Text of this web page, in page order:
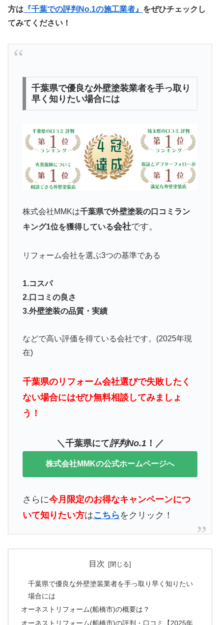
方は 『千葉での評判No.1の施工業者』 をぜひチェックし
てみてください！
千葉県で優良な外壁塗装業者を手っ取り
早く知りたい場合には
株式会社MMKは千葉県で外壁塗装の口コミラン
キング1位を獲得している会社です。
リフォーム会社を選ぶ3つの基準である
1.コスパ
2.口コミの良さ
3.外壁塗装の品質・実績
などで高い評価を得ている会社です。(2025年現
在)
千葉県のリフォーム会社選びで失敗したく
ない場合にはぜひ無料相談してみましょ
う！
＼千葉県にて評判No.1 ！／
株式会社MMKの公式ホームページへ
さらに今月限定のお得なキャンペーンにつ
いて知りたい方はこちら をクリック！
目次
千葉県で優良な外壁塗装業者を手っ取り早く知りたい
場合には
オーネストリフォーム(船橋市)の概要は？
オーネストリフォーム(船橋市)の評判・口コミ【2025年